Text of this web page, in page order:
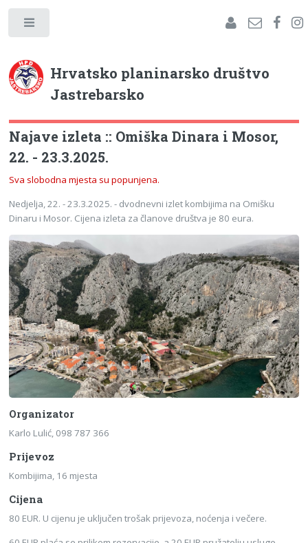
Hrvatsko planinarsko društvo
Jastrebarsko
Najave izleta :: Omiška Dinara i Mosor,
22. - 23.3.2025.
Sva slobodna mjesta su popunjena.
Nedjelja, 22. - 23.3.2025. - dvodnevni izlet kombijima na Omišku
Dinaru i Mosor. Cijena izleta za članove društva je 80 eura.
Organizator
Karlo Lulić, 098 787 366
Prijevoz
Kombijima, 16 mjesta
Cijena
80 EUR. U cijenu je uključen trošak prijevoza, noćenja i večere.